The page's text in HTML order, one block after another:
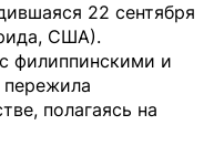
22 сентября
США).
филиппинскими и
полагаясь на